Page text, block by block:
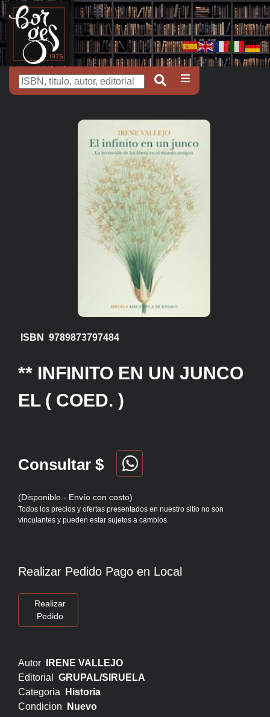
ISBN 9789873797484
** INFINITO EN UN JUNCO
EL ( COED. )
Consultar $
(Disponible - Envío con costo)
Todos los precios y ofertas presentados en nuestro sitio no son
vinculantes y pueden estar sujetos a cambios.
Realizar Pedido Pago en Local
Realizar
Pedido
Autor
IRENE VALLEJO
Editorial GRUPAL/SIRUELA
Categoria
Historia
Condicion
Nuevo